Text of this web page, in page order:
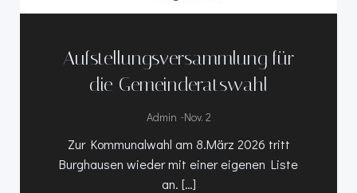
Aufstellungsversammlung für
die Gemeinderatswahl
Admin -Nov. 2
Zur Kommunalwahl am 8.März 2026 tritt
Burghausen wieder mit einer eigenen Liste
an. […]